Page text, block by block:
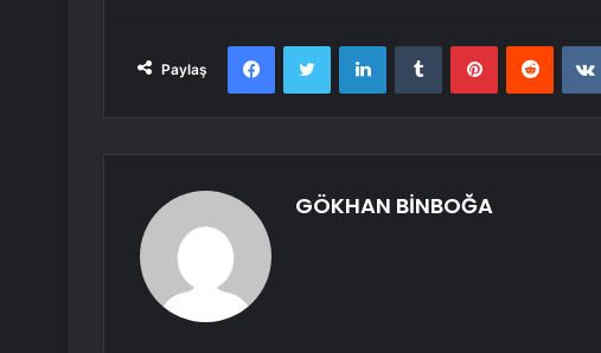
Paylaş
FacebookTwitterLinkedInTumblrPinterestReddit
GÖKHAN BİNBOĞA